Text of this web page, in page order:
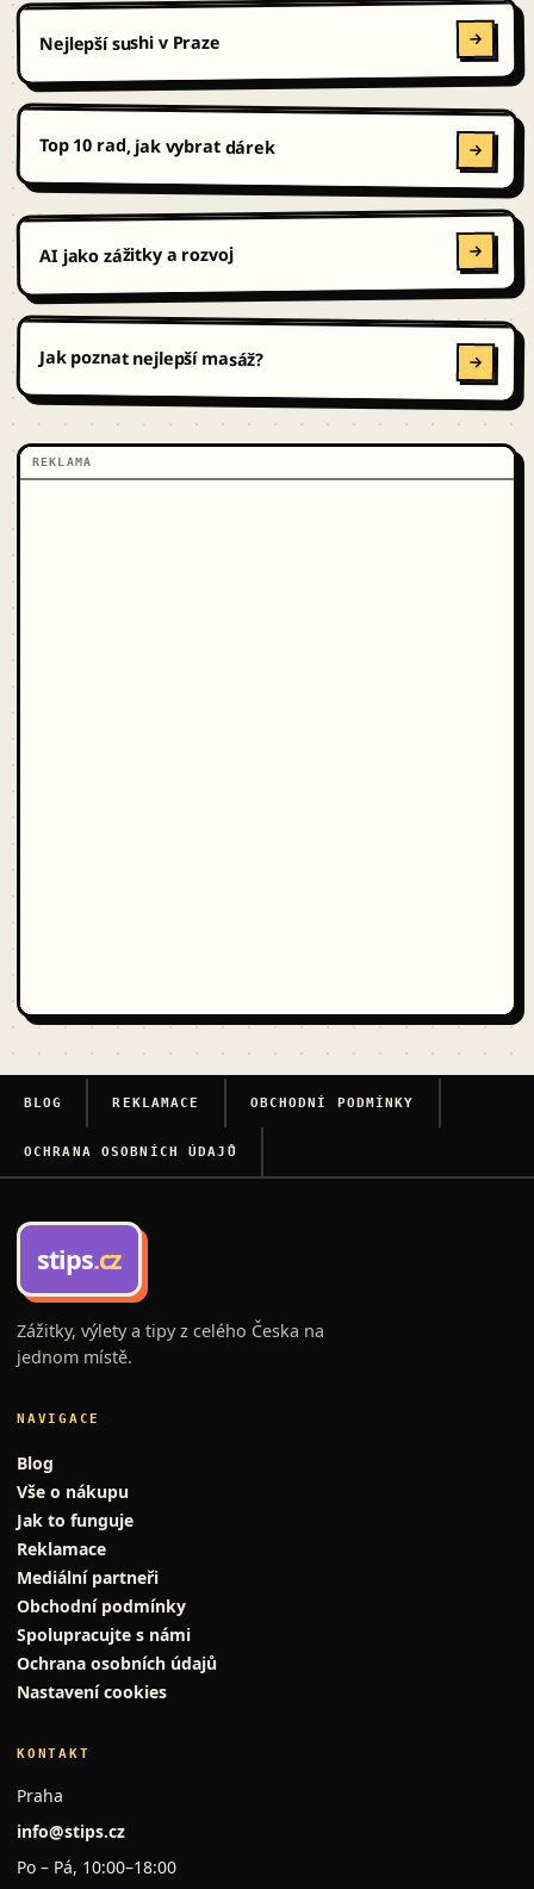
Nejlepší sushi v Praze
Top 10 rad, jak vybrat dárek
AI jako zážitky a rozvoj
Jak poznat nejlepší masáž?
REKLAMA
BLOG REKLAMACE OBCHODNÍ PODMÍNKY
OCHRANA OSOBNÍCH ÚDAJŮ
stips.cz
Zážitky, výlety a tipy z celého Česka na
jednom místě.
NAVIGACE
Blog
Vše o nákupu
Jak to funguje
Reklamace
Mediální partneři
Obchodní podmínky
Spolupracujte s námi
Ochrana osobních údajů
Nastavení cookies
KONTAKT
Praha
info@stips.cz
Po – Pá, 10:00–18:00